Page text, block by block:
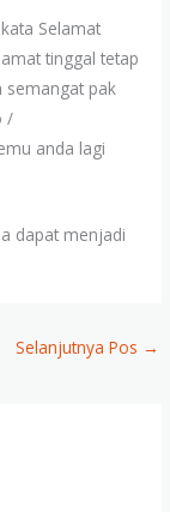
Selamat
tinggal tetap
semangat pak
/
anda lagi
dapat menjadi
Selanjutnya Pos →